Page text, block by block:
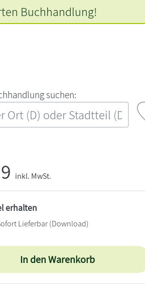
‍s‍u‍c‍h‍e‍n‍:‍
Buchhandlung!
inkl. MwSt.
erhalten
Lieferbar (Download)
In den Warenkorb